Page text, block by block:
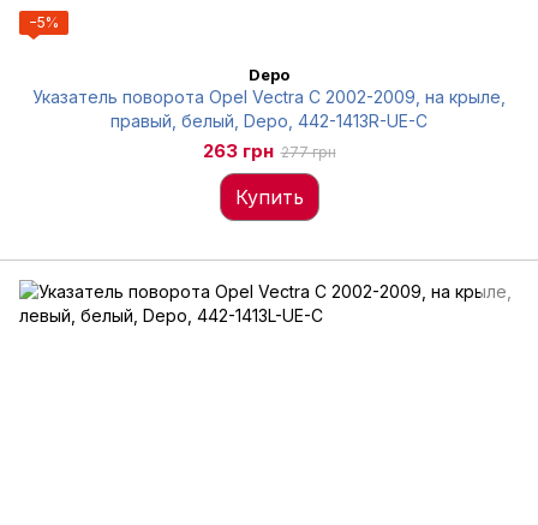
−5%
Depo
Указатель поворота Opel Vectra C 2002-2009, на крыле,
правый, белый, Depo, 442-1413R-UE-C
263 грн 277 грн
Купить